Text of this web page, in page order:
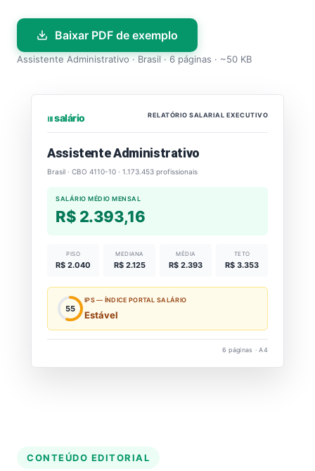
Baixar PDF de exemplo
Assistente Administrativo · Brasil · 6 páginas · ~50 KB
⏐⏐⏐ salário RELATÓRIO SALARIAL EXECUTIVO
Assistente Administrativo
Brasil · CBO 4110-10 · 1.173.453 profissionais
SALÁRIO MÉDIO MENSAL
R$ 2.393,16
PISO
R$ 2.040
MEDIANA
R$ 2.125
MÉDIA
R$ 2.393
TETO
R$ 3.353
55
IPS — ÍNDICE PORTAL SALÁRIO
Estável
6 páginas · A4
CONTEÚDO EDITORIAL